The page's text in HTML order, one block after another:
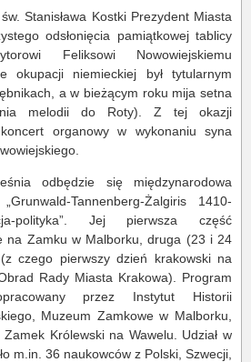
Stanisława Kostki Prezydent Miasta
odsłonięcia pamiątkowej tablicy
Feliksowi Nowowiejskiemu
okupacji niemieckiej był tytularnym
a w bieżącym roku mija setna
melodii do Roty). Z tej okazji
organowy w wykonaniu syna
odbędzie się międzynarodowa
Tannenberg-Żalgiris 1410-
polityka”. Jej pierwsza część
na Zamku w Malborku, druga (23 i 24
czego pierwszy dzień krakowski na
Rady Miasta Krakowa). Program
przez Instytut Historii
Muzeum Zamkowe w Malborku,
Królewski na Wawelu. Udział w
m.in. 36 naukowców z Polski, Szwecji,